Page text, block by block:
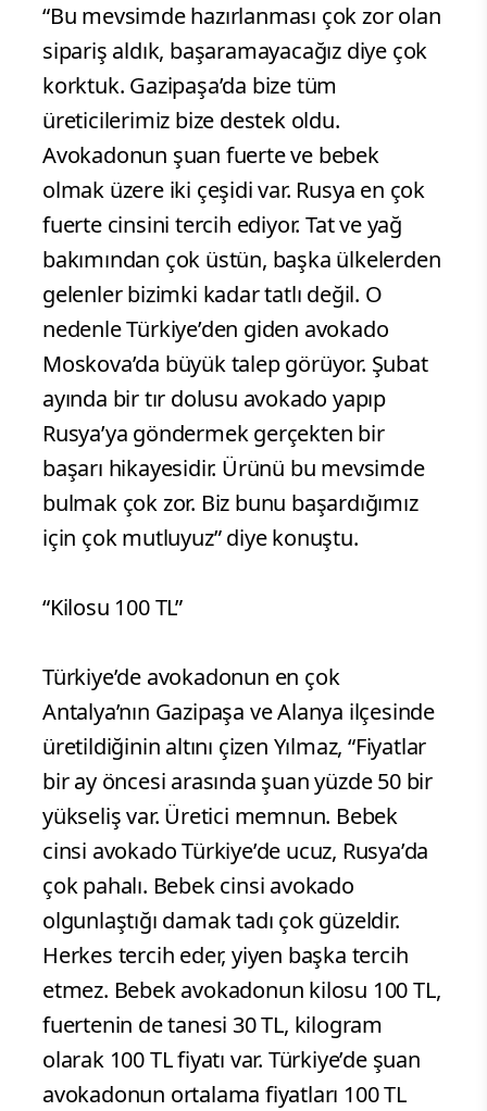
“Bu mevsimde hazırlanması çok zor olan
sipariş aldık, başaramayacağız diye çok
korktuk. Gazipaşa’da bize tüm
üreticilerimiz bize destek oldu.
Avokadonun şuan fuerte ve bebek
olmak üzere iki çeşidi var. Rusya en çok
fuerte cinsini tercih ediyor. Tat ve yağ
bakımından çok üstün, başka ülkelerden
gelenler bizimki kadar tatlı değil. O
nedenle Türkiye’den giden avokado
Moskova’da büyük talep görüyor. Şubat
ayında bir tır dolusu avokado yapıp
Rusya’ya göndermek gerçekten bir
başarı hikayesidir. Ürünü bu mevsimde
bulmak çok zor. Biz bunu başardığımız
için çok mutluyuz” diye konuştu.
“Kilosu 100 TL”
Türkiye’de avokadonun en çok
Antalya’nın Gazipaşa ve Alanya ilçesinde
üretildiğinin altını çizen Yılmaz, “Fiyatlar
bir ay öncesi arasında şuan yüzde 50 bir
yükseliş var. Üretici memnun. Bebek
cinsi avokado Türkiye’de ucuz, Rusya’da
çok pahalı. Bebek cinsi avokado
olgunlaştığı damak tadı çok güzeldir.
Herkes tercih eder, yiyen başka tercih
etmez. Bebek avokadonun kilosu 100 TL,
fuertenin de tanesi 30 TL, kilogram
olarak 100 TL fiyatı var. Türkiye’de şuan
avokadonun ortalama fiyatları 100 TL